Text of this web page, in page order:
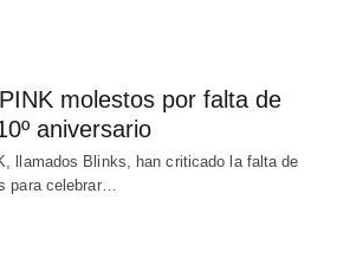
molestos por falta de
aniversario
llamados Blinks, han criticado la falta de
para celebrar…